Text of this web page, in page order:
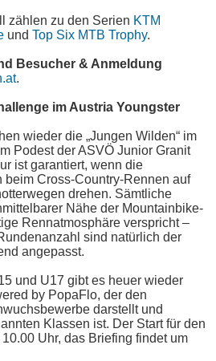
zählen zu den Serien KTM
und Top Six MTB Trophy.
Besucher & Anmeldung
.
im Austria Youngster
wieder die „Jungen Wilden“ im
Podest der ASVÖ Junior Granit
ist garantiert, wenn die
beim Cross-Country-Rennen auf
drehen. Sämtliche
Nähe der Mountainbike-
Rennatmosphäre verspricht –
sind natürlich der
angepasst.
und U17 gibt es heuer wieder
by PopaFlo, der den
darstellt und
Klassen ist. Der Start für den
Uhr, das Briefing findet um